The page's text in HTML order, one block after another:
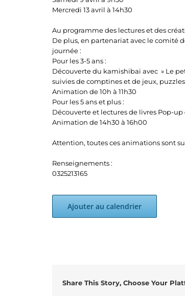
Mercredi 13 avril à 14h30
Au programme des lectures et des
De plus, en partenariat avec le comité
journée :
Pour les 3-5 ans :
Découverte du kamishibai avec » Le
suivies de comptines et de jeux,
Animation de 10h à 11h30
Pour les 5 ans et plus :
Découverte et lectures de livres Pop-
Animation de 14h30 à 16h00
Attention, toutes ces animations sont
Renseignements :
0325213165
Ajouter au calendrier
Share This Story, Choose Your